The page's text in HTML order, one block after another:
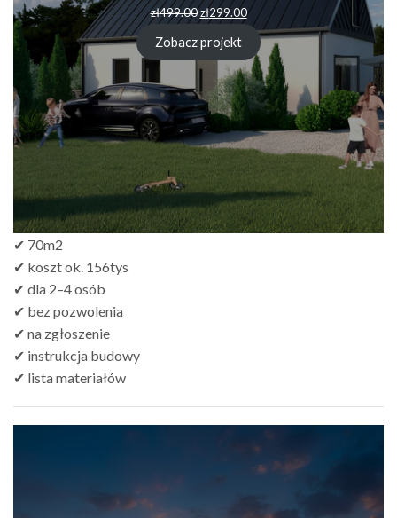
zł499.00Pierwotna
cena
wynosiła:
zł499.00.
zł299.00Aktualna
cena
wynosi:
zł299.00.
Zobacz projekt
✔ 70m2
✔ koszt ok. 156tys
✔ dla 2–4 osób
✔ bez pozwolenia
✔ na zgłoszenie
✔ instrukcja budowy
✔ lista materiałów